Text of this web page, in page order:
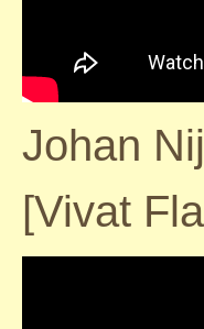
Johan
[Vivat